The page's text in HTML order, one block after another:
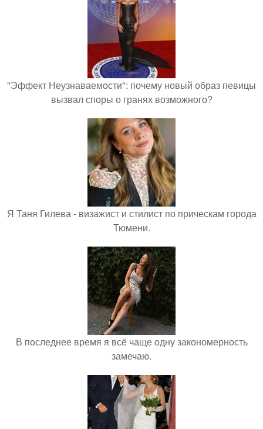
"Эффект Неузнаваемости": почему новый образ певицы
вызвал споры о гранях возможного?
Я Таня Гилева - визажист и стилист по прическам города
Тюмени.
В последнее время я всё чаще одну закономерность
замечаю.